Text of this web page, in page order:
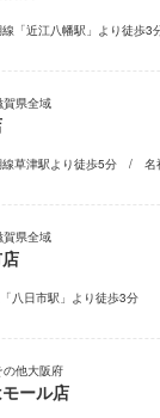
線「近江八幡駅」より徒
賀県全域
線草津駅より徒歩5分 / 名
賀県全域
八日市駅」より徒歩3分
の他大阪府
ール店